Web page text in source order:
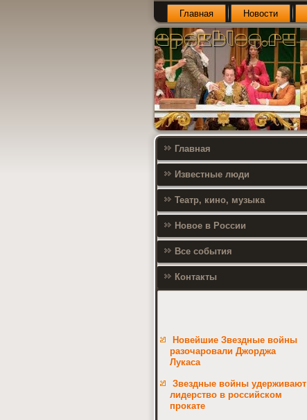
Главная Новости
Главная
Известные люди
Театр, кино, музыка
Новое в России
Все события
Контакты
Новейшие Звездные войны
разочаровали Джорджа
Лукаса
Звездные войны удерживают
лидерство в российском
прокате